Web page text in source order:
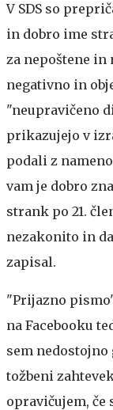
V SDS so
in dobro ime
za nepoštene in
negativno in
"neupravičeno
prikazujejo v
podali z
vam je dobro
strank po 21.
nezakonito in
zapisal.
"Prijazno
na Facebooku
sem
tožbeni
opravičujem, če